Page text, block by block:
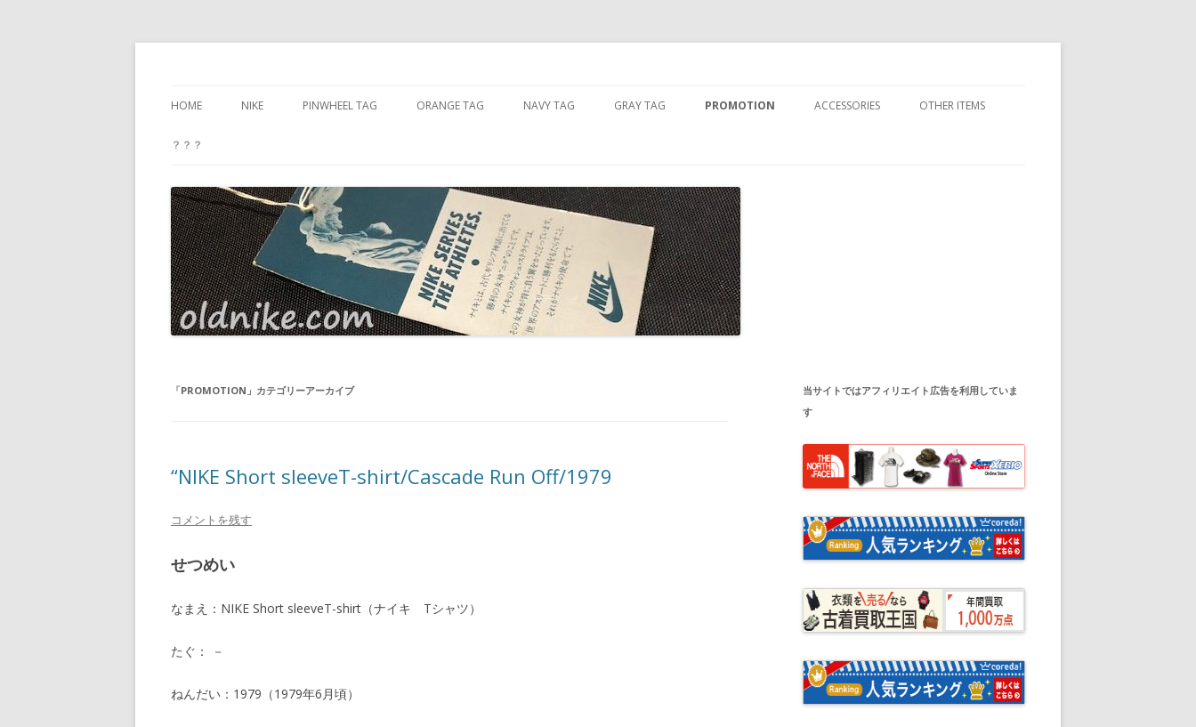
ッ
プ
HOME
PROFILE
SITEMAP
CONTACT ME
NIKE PINWHEEL TAG ORANGE TAG NAVY TAG GRAY TAG PROMOTION ACCESSORIES OTHER ITEMS
？？？
「PROMOTION 」カテゴリーアーカイブ
“NIKE Short sleeveT-shirt/Cascade Run Off/1979
コメントを残す
せつめい
なまえ：NIKE Short sleeveT-shirt（ナイキ Tシャツ）
たぐ： －
ねんだい：1979（1979年6月頃）
当サイトではアフィリエイト広告を利用していま
す